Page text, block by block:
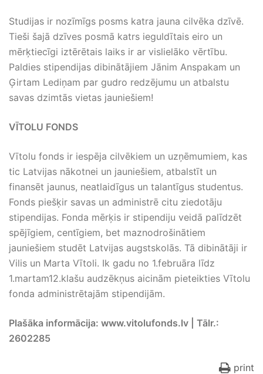
Studijas ir nozīmīgs posms katra jauna cilvēka dzīvē.
Tieši šajā dzīves posmā katrs ieguldītais eiro un
mērķtiecīgi iztērētais laiks ir ar vislielāko vērtību.
Paldies stipendijas dibinātājiem Jānim Anspakam un
Ģirtam Lediņam par gudro redzējumu un atbalstu
savas dzimtās vietas jauniešiem!
VĪTOLU FONDS
Vītolu fonds ir iespēja cilvēkiem un uzņēmumiem, kas
tic Latvijas nākotnei un jauniešiem, atbalstīt un
finansēt jaunus, neatlaidīgus un talantīgus studentus.
Fonds piešķir savas un administrē citu ziedotāju
stipendijas. Fonda mērķis ir stipendiju veidā palīdzēt
spējīgiem, centīgiem, bet maznodrošinātiem
jauniešiem studēt Latvijas augstskolās. Tā dibinātāji ir
Vilis un Marta Vītoli. Ik gadu no 1.februāra līdz
1.martam12.klašu audzēkņus aicinām pieteikties Vītolu
fonda administrētajām stipendijām.
Plašāka informācija: www.vitolufonds.lv | Tālr.:
2602285
print